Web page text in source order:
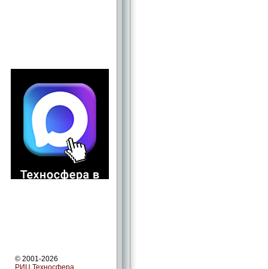
© 2001-2026
РИЦ Техносфера